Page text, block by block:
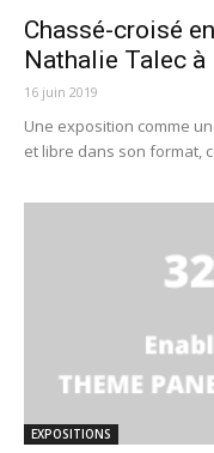
Chassé-croisé
Nathalie Talec à
16 juin 2019
Une exposition comme
et libre dans son format,
EXPOSITIONS